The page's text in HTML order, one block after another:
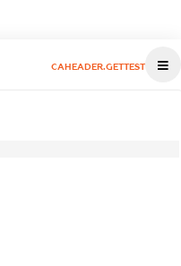
CAHEADER.GETTEST